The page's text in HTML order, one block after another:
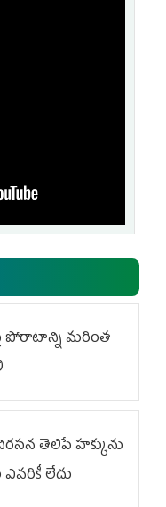
పోరాటాన్ని మరింత
తెలిపే హక్కును
లేదు